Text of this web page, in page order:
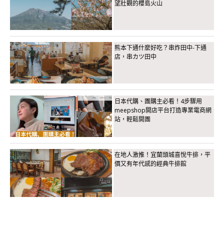
望壯觀的櫻島火山
熊本下通什麼好吃？串炸田中-下通
店，串カツ田中
日本代購、團購主必看！4步驟用
meepshop開店平台打造專業電商網
站，輕鬆開團
在地人激推！宜蘭頭城喜悅牛排，平
價又有年代感的經典牛排館